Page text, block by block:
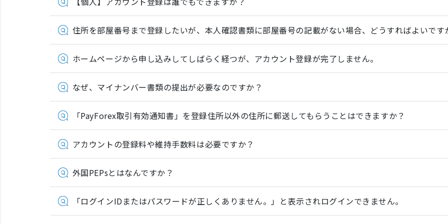
住所を部屋番号まで登録したいが、本人確認書類に部屋番号の記載がない場合、どうすればよいです
ホームページから申し込みしてしばらく経つが、アカウント登録が完了しません。
なぜ、マイナンバー書類の提出が必要なのですか？
「PayForex取引有効通知書」を登録住所以外の住所に郵送してもらうことはできますか？
アカウントの登録料や維持手数料は必要ですか？
外国PEPsとはなんですか？
「ログインIDまたはパスワードが正しくありません。」と表示されログインできません。